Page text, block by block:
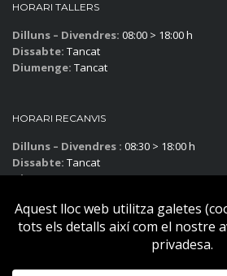
HORARI TALLERS
Dilluns – Divendres: 08:00 > 18:00 h
Dissabte: Tancat
Diumenge: Tancat
HORARI RECANVIS
Dilluns – Divendres : 08:30 > 18:00 h
Dissabte: Tancat
Diumenge:Tancat